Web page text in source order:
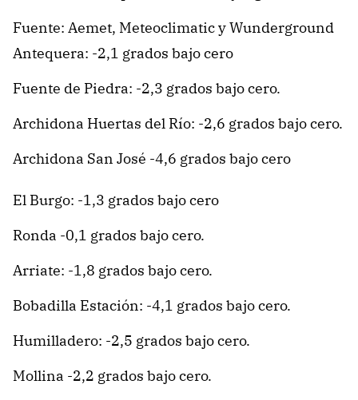
Fuente: Aemet, Meteoclimatic y Wunderground
Antequera: -2,1 grados bajo cero
Fuente de Piedra: -2,3 grados bajo cero.
Archidona Huertas del Río: -2,6 grados bajo cero.
Archidona San José -4,6 grados bajo cero
El Burgo: -1,3 grados bajo cero
Ronda -0,1 grados bajo cero.
Arriate: -1,8 grados bajo cero.
Bobadilla Estación: -4,1 grados bajo cero.
Humilladero: -2,5 grados bajo cero.
Mollina -2,2 grados bajo cero.